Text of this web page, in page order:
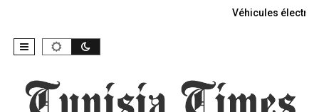
Véhicules